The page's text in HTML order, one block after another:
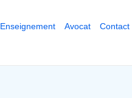
Enseignement Avocat Contact